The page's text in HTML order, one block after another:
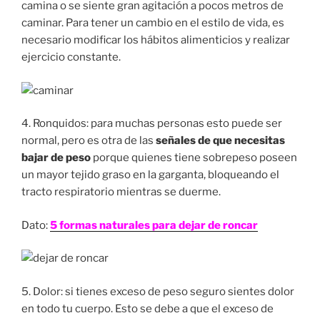
camina o se siente gran agitación a pocos metros de
caminar. Para tener un cambio en el estilo de vida, es
necesario modificar los hábitos alimenticios y realizar
ejercicio constante.
4. Ronquidos: para muchas personas esto puede ser
normal, pero es otra de las señales de que necesitas
bajar de peso porque quienes tiene sobrepeso poseen
un mayor tejido graso en la garganta, bloqueando el
tracto respiratorio mientras se duerme.
Dato:5 formas naturales para dejar de roncar
5. Dolor: si tienes exceso de peso seguro sientes dolor
en todo tu cuerpo. Esto se debe a que el exceso de